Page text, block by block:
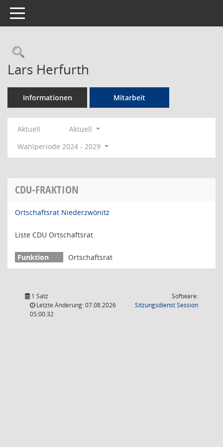
Toggle navigation
Rechercheauswahl
Lars Herfurth
Informationen Mitarbeit
Aktuell
Aktuell
Wahlperiode 2024 - 2029
CDU-FRAKTION
Ortschaftsrat Niederzwönitz
Liste CDU Ortschaftsrat
Ortschaftsrat
1 Satz
Letzte Änderung: 07.08.2026
05:00:32
Software:
SitzungsdienstSession(Wird in